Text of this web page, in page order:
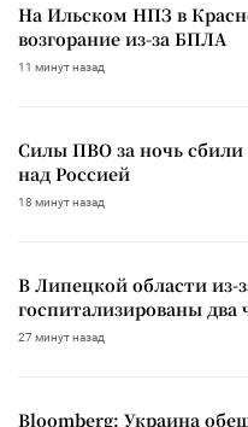
На Ильском НПЗ в
возгорание из-за БПЛА
11 минут назад
Силы ПВО за ночь сбили
над Россией
18 минут назад
В Липецкой области из-
госпитализированы два
27 минут назад
Bloomberg: Украина